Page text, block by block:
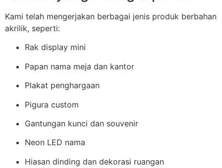
Kami telah mengerjakan berbagai jenis produk berbahan
akrilik, seperti:
Rak display mini
Papan nama meja dan kantor
Plakat penghargaan
Pigura custom
Gantungan kunci dan souvenir
Neon LED nama
Hiasan dinding dan dekorasi ruangan